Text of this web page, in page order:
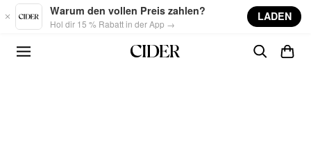
Skip to main content
Warum den vollen Preis zahlen?
Hol dir 15 % Rabatt in der App →
LADEN